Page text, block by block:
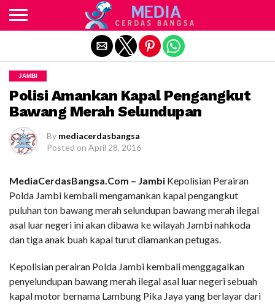
JAMBI
Polisi Amankan Kapal Pengangkut
Bawang Merah Selundupan
By mediacerdasbangsa
Posted on April 28, 2016
MediaCerdasBangsa.Com – Jambi Kepolisian Perairan
Polda Jambi kembali mengamankan kapal pengangkut
puluhan ton bawang merah selundupan bawang merah ilegal
asal luar negeri ini akan dibawa ke wilayah Jambi nahkoda
dan tiga anak buah kapal turut diamankan petugas.
Kepolisian perairan Polda Jambi kembali menggagalkan
penyelundupan bawang merah ilegal asal luar negeri sebuah
kapal motor bernama Lambung Pika Jaya yang berlayar dari
Exit mobile version